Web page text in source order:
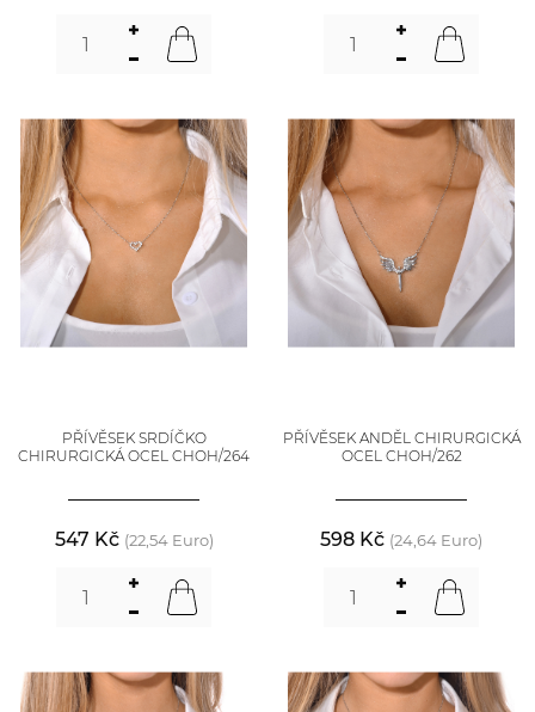
PŘÍVĚSEK SRDÍČKO
CHIRURGICKÁ OCEL CHOH/264
547 Kč (22,54 Euro)
PŘÍVĚSEK ANDĚL CHIRURGICKÁ
OCEL CHOH/262
598 Kč (24,64 Euro)